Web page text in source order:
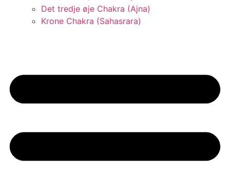
Det tredje øje Chakra (Ajna)
Krone Chakra (Sahasrara)